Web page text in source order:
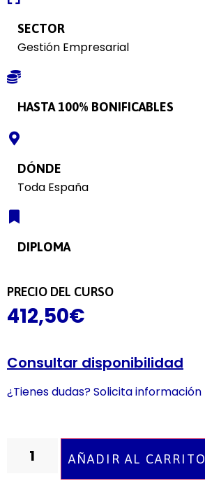
SECTOR
Gestión Empresarial
HASTA 100% BONIFICABLES
DÓNDE
Toda España
DIPLOMA
PRECIO DEL CURSO
412,50€
Consultar disponibilidad
¿Tienes dudas? Solicita información
AÑADIR AL CARRITO